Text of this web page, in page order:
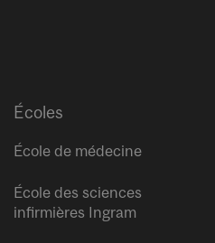
Écoles
École de médecine
École des sciences
infirmières Ingram